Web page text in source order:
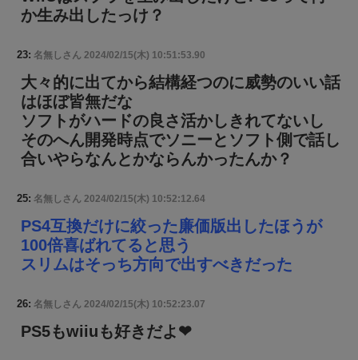
か生み出したっけ？
23: 名無しさん 2024/02/15(木) 10:51:53.90
大々的に出てから結構経つのに威勢のいい話
はほぼ皆無だな
ソフトがハードの良さ活かしきれてないし
そのへん開発時点でソニーとソフト側で話し
合いやらなんとかならんかったんか？
25: 名無しさん 2024/02/15(木) 10:52:12.64
PS4互換だけに絞った廉価版出したほうが
100倍喜ばれてると思う
スリムはそっち方向で出すべきだった
26: 名無しさん 2024/02/15(木) 10:52:23.07
PS5もwiiuも好きだよ❤